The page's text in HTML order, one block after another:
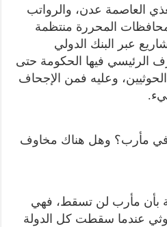
العاصمة عدن، والرواتب
المحررة منتظمة
عبر البنك الدولي
الرئيسي فيها الحكومة حتى
وعليه فمن الإجحاف
في مأرب؟ وهل هناك مخاوف
بأن مأرب لن تسقط، فهي
عندما سقطت كل الدولة